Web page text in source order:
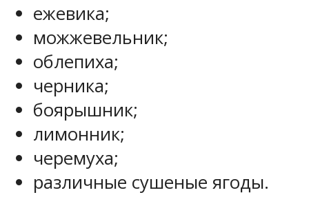
ежевика;
можжевельник;
облепиха;
черника;
боярышник;
лимонник;
черемуха;
различные сушеные ягоды.